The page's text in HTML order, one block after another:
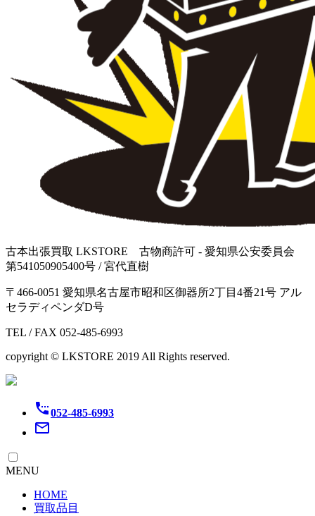
古本出張買取 LKSTORE 古物商許可 - 愛知県公安委員会
第541050905400号 / 宮代直樹
〒466-0051 愛知県名古屋市昭和区御器所2丁目4番21号 アル
セラディペンダD号
TEL / FAX 052-485-6993
copyright © LKSTORE 2019 All Rights reserved.
settings_phone052-485-6993
mail_outline
MENU
HOME
買取品目